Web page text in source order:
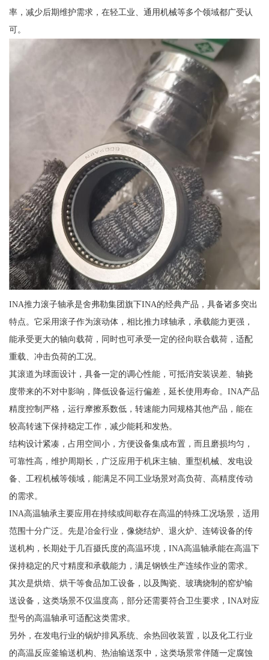
率，减少后期维护需求，在轻工业、通用机械等多个领域都广受认
可。
INA推力滚子轴承是舍弗勒集团旗下INA的经典产品，具备诸多突出
特点。它采用滚子作为滚动体，相比推力球轴承，承载能力更强，
能承受更大的轴向载荷，同时也可承受一定的径向联合载荷，适配
重载、冲击负荷的工况。
其滚道为球面设计，具备一定的调心性能，可抵消安装误差、轴挠
度带来的不对中影响，降低设备运行偏差，延长使用寿命。INA产品
精度控制严格，运行摩擦系数低，转速能力同规格其他产品，能在
较高转速下保持稳定工作，减少能耗和发热。
结构设计紧凑，占用空间小，方便设备集成布置，而且磨损均匀，
可靠性高，维护周期长，广泛应用于机床主轴、重型机械、发电设
备、工程机械等领域，能满足不同工业场景对高负荷、高精度传动
的需求。
INA高温轴承主要应用在持续或间歇存在高温的特殊工况场景，适用
范围十分广泛。先是冶金行业，像烧结炉、退火炉、连铸设备的传
送机构，长期处于几百摄氏度的高温环境，INA高温轴承能在高温下
保持稳定的尺寸精度和承载能力，满足钢铁生产连续作业的需求。
其次是烘焙、烘干等食品加工设备，以及陶瓷、玻璃烧制的窑炉输
送设备，这类场景不仅温度高，部分还需要符合卫生要求，INA对应
型号的高温轴承可适配这类需求。
另外，在发电行业的锅炉排风系统、余热回收装置，以及化工行业
的高温反应釜输送机构、热油输送泵中，这类场景常伴随一定腐蚀